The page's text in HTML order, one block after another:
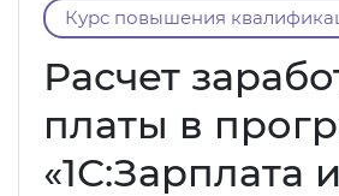
Курс повышения
Расчет
платы в
«1С:Зарплата и